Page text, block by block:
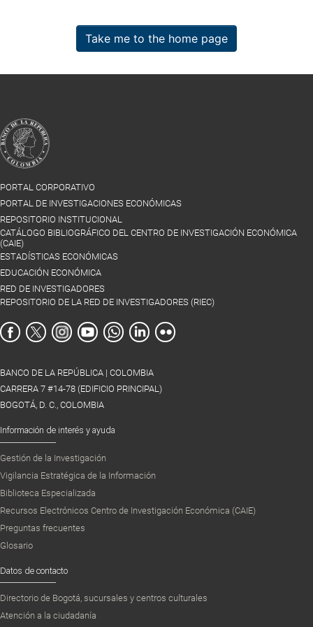
Take me to the home page
PORTAL CORPORATIVO
PORTAL DE INVESTIGACIONES ECONÓMICAS
REPOSITORIO INSTITUCIONAL
CATÁLOGO BIBLIOGRÁFICO DEL CENTRO DE INVESTIGACIÓN ECONÓMICA
(CAIE)
ESTADÍSTICAS ECONÓMICAS
EDUCACIÓN ECONÓMICA
RED DE INVESTIGADORES
REPOSITORIO DE LA RED DE INVESTIGADORES (RIEC)
BANCO DE LA REPÚBLICA | COLOMBIA
CARRERA 7 #14-78 (EDIFICIO PRINCIPAL)
BOGOTÁ, D. C., COLOMBIA
Información de interés y ayuda
Gestión de la Investigación
Vigilancia Estratégica de la Información
Biblioteca Especializada
Recursos Electrónicos Centro de Investigación Económica (CAIE)
Preguntas frecuentes
Glosario
Datos de contacto
Directorio de Bogotá, sucursales y centros culturales
Atención a la ciudadanía